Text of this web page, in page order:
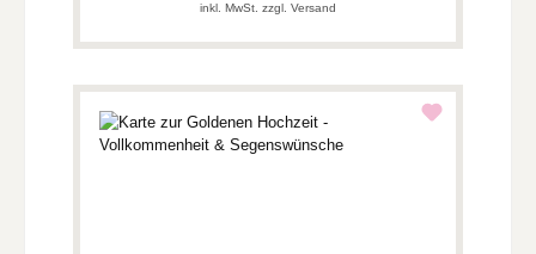
inkl. MwSt. zzgl. Versand